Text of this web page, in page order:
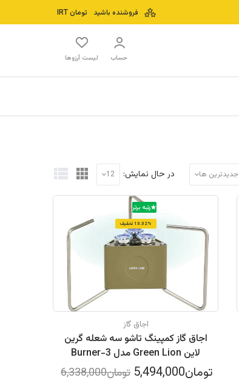
فروشنده باشید تومان
حساب لیست آرزوها
جدیدترین ها در حال نمایش: 12
رتبه برتر
13.32% تخفیف
اجاق گاز
اجاق گاز کمپینگ تاشو سه شعله گرین
لاین Green Lion مدل 3-Burner
Foldable Camping Stoveتومان5,494,000 تومان6,338,000